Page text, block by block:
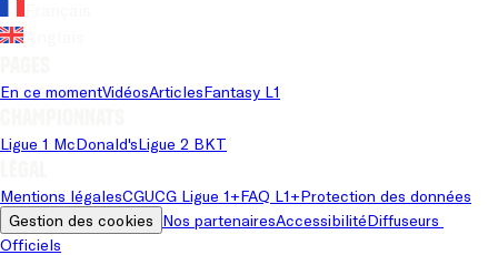
En ce momentVidéosArticlesFantasy L1
Ligue 1 McDonald'sLigue 2 BKT
Mentions légalesCGUCG Ligue 1+FAQ L1+Protection des données
Gestion des cookies Nos partenairesAccessibilitéDiffuseurs
Officiels